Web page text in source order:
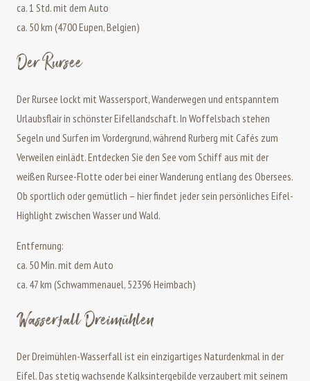
ca. 1 Std. mit dem Auto
ca. 50 km (4700 Eupen, Belgien)
Der Rursee
Der Rursee lockt mit Wassersport, Wanderwegen und entspanntem
Urlaubsflair in schönster Eifellandschaft. In Woffelsbach stehen
Segeln und Surfen im Vordergrund, während Rurberg mit Cafés zum
Verweilen einlädt. Entdecken Sie den See vom Schiff aus mit der
weißen Rursee-Flotte oder bei einer Wanderung entlang des Obersees.
Ob sportlich oder gemütlich – hier findet jeder sein persönliches Eifel-
Highlight zwischen Wasser und Wald.
Entfernung:
ca. 50 Min. mit dem Auto
ca. 47 km (Schwammenauel, 52396 Heimbach)
Wasserfall Dreimühlen
Der Dreimühlen-Wasserfall ist ein einzigartiges Naturdenkmal in der
Eifel. Das stetig wachsende Kalksintergebilde verzaubert mit seinem